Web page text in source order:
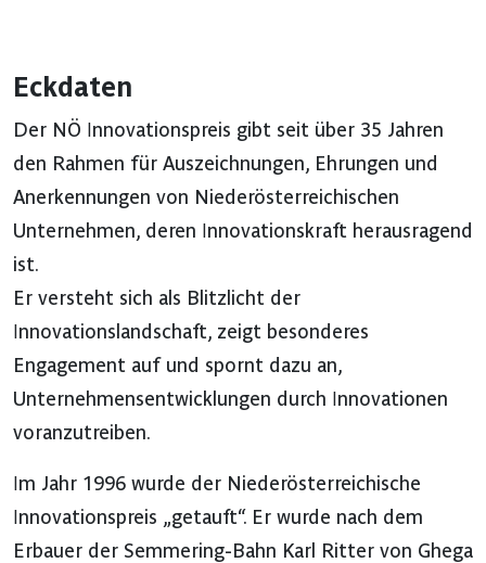
Eckdaten
Der NÖ Innovationspreis gibt seit über 35 Jahren
den Rahmen für Auszeichnungen, Ehrungen und
Anerkennungen von Niederösterreichischen
Unternehmen, deren Innovationskraft herausragend
ist.
Er versteht sich als Blitzlicht der
Innovationslandschaft, zeigt besonderes
Engagement auf und spornt dazu an,
Unternehmensentwicklungen durch Innovationen
voranzutreiben.
Im Jahr 1996 wurde der Niederösterreichische
Innovationspreis „getauft“. Er wurde nach dem
Erbauer der Semmering-Bahn Karl Ritter von Ghega